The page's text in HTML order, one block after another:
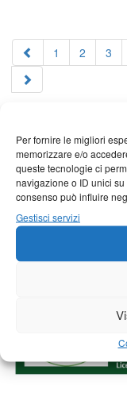
Per fornire le migliori
memorizzare e/o
queste tecnologie ci
navigazione o ID unici
consenso può influire
Gestisci servizi
1 2 3